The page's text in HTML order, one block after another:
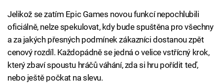
Jelikož se zatím Epic Games novou funkcí nepochlubili
oficiálně, nelze spekulovat, kdy bude spuštěna pro všechny
a za jakých přesných podmínek zákazníci dostanou zpět
cenový rozdíl. Každopádně se jedná o velice vstřícný krok,
který zbaví spoustu hráčů váhání, zda si hru pořídit teď,
nebo ještě počkat na slevu.